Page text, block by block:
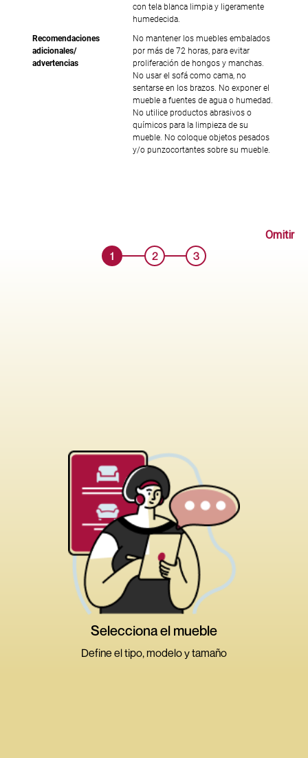
con tela blanca limpia y ligeramente
humedecida.
Recomendaciones
adicionales/
advertencias
No mantener los muebles embalados
por más de 72 horas, para evitar
proliferación de hongos y manchas.
No usar el sofá como cama, no
sentarse en los brazos. No exponer el
mueble a fuentes de agua o humedad.
No utilice productos abrasivos o
químicos para la limpieza de su
mueble. No coloque objetos pesados
y/o punzocortantes sobre su mueble.